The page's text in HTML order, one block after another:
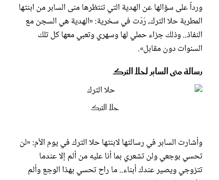
ورداً على سؤالها عن الهدية التي تنتظرها منى السابر من ابنتها
المطربة حلا الترك، رَدّت في سخرية: «الهدية هي السجن مع
النفاذ.. وذلك جزاء حملي لها وسهري وتعبي معها كل تلك
السنوات دون مقابل».
رسالة منى السابر لحلا الترك
حلا الترك
وأشارت السابر في رسالتها لابنتها حلا الترك في يوم الأم: «لن
تحسي بوجعي ولن تشعري بما أنا عليه من ألم إلا عندما
تتزوجي ويصير عندك أبناء.. ما راح تحسي بهذا الوجع وألم